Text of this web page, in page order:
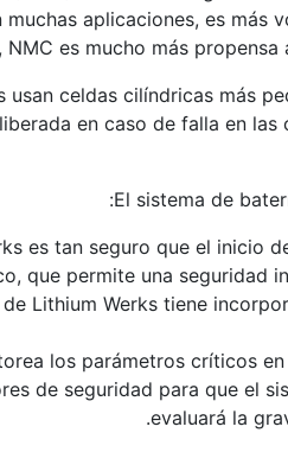
aplicaciones, es más
NMC es mucho más
celdas cilíndricas más
en caso de falla en
El sistema de
es tan seguro que el inicio
que permite una seguridad
Lithium Werks tiene
los parámetros críticos
de seguridad para que el
evaluará la